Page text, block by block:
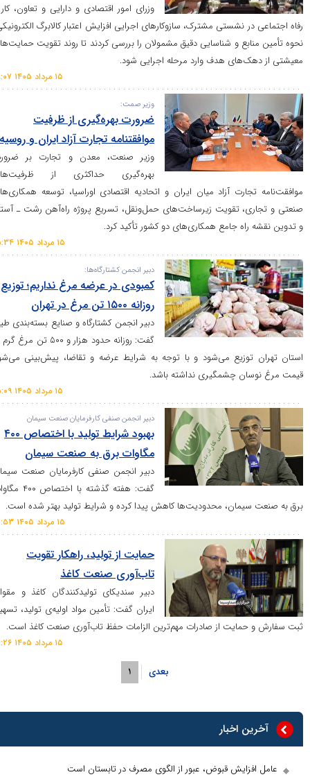
وزرای امور اقتصادی و دارایی و تعاون، کار و
نشستی مشترک، سازوکار‌های اجرایی افزایش اعتبار کالابرگ الکترونیکی،
و شناسایی دقیق مشمولان را بررسی کردند تا روند تقویت حمایت‌های
هدف وارد مرحله اجرایی شود.
ضرورت بهره‌گیری از ظرفیت
موافقتنامه تجارت آزاد ایران و روسیه
­وزیر صنعت، معدن و تجارت بر ضرورت
بهره‌گیری حداکثری از ظرفیت‌های
آزاد میان ایران و اتحادیه اقتصادی اوراسیا، توسعه همکاری‌های
تقویت زیرساخت‌های حمل‌ونقل، تسریع پروژه راه‌آهن رشت ـ آستارا
جامع همکاری‌های دو کشور تأکید کرد.
دبیر انجمن کشتارگاه‌ها:
کمبودی در عرضه مرغ نداریم؛ توزیع
روزانه ۱۵۰۰ تن مرغ در تهران
دبیر انجمن کشتارگاه و صنایع بسته‌بندی طیور
گفت: روزانه حدود هزار و ۵۰۰ تن مرغ گرم در
می‌شود و با توجه به شرایط عرضه و تقاضا، پیش‌بینی می‌شود
چشمگیری نداشته باشد.
دبیر انجمن صنفی کارفرمایان صنعت سیمان
بهبود شرایط تولید با اختصاص ۴۰۰
مگاوات برق به صنعت سیمان
دبیر انجمن صنفی کارفرمایان صنعت سیمان
گفت: هفته گذشته با اختصاص ۴۰۰ مگاوات
محدودیت‌ها کاهش پیدا کرده و شرایط تولید بهتر شده است.
حمایت از تولید، راهکار تقویت
تاب‌آوری صنعت کاغذ
دبیر سندیکای تولیدکنندگان کاغذ و مقوای
ایران گفت: تأمین مواد اولیه‌ی تولید، تسهیل
از صادرات مهم‌ترین الزامات حفظ تاب‌آوری صنعت کاغذ است.
اخبار
قبوض، عبور از الگوی مصرف در تابستان است